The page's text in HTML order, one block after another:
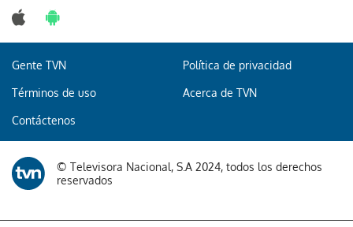
Gente TVN Política de privacidad
Términos de uso Acerca de TVN
Contáctenos
© Televisora Nacional, S.A 2024, todos los derechos
reservados